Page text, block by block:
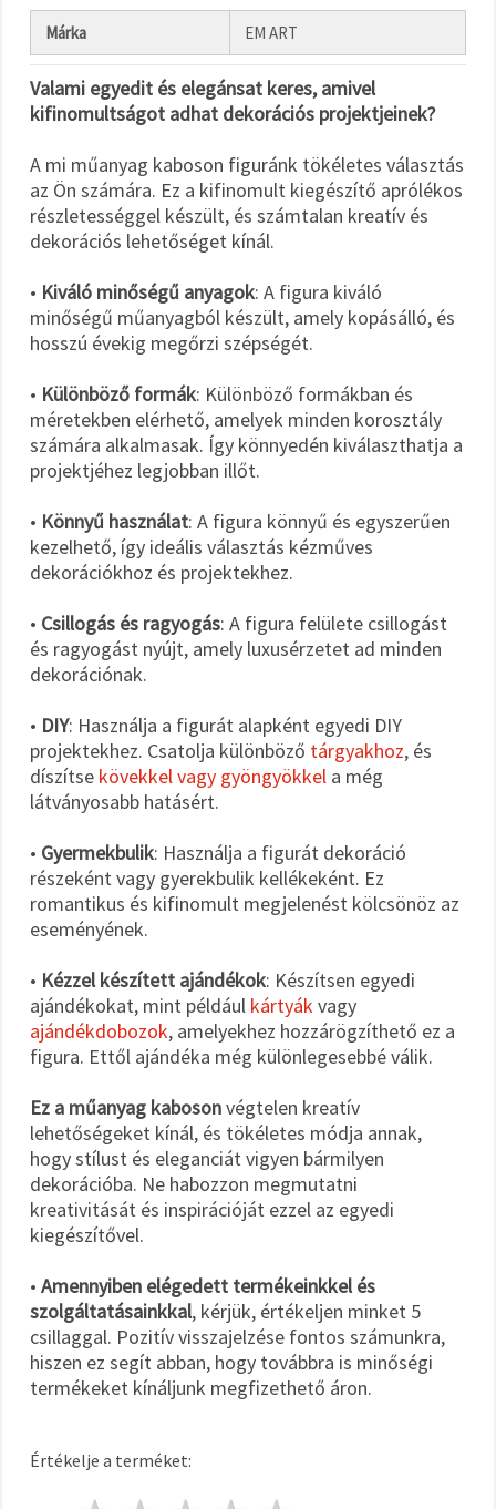
Márka EM ART
Valami egyedit és elegánsat keres, amivel
kifinomultságot adhat dekorációs projektjeinek?
A mi műanyag kaboson figuránk tökéletes választás
az Ön számára. Ez a kifinomult kiegészítő aprólékos
részletességgel készült, és számtalan kreatív és
dekorációs lehetőséget kínál.
• Kiváló minőségű anyagok: A figura kiváló
minőségű műanyagból készült, amely kopásálló, és
hosszú évekig megőrzi szépségét.
• Különböző formák: Különböző formákban és
méretekben elérhető, amelyek minden korosztály
számára alkalmasak. Így könnyedén kiválaszthatja a
projektjéhez legjobban illőt.
• Könnyű használat: A figura könnyű és egyszerűen
kezelhető, így ideális választás kézműves
dekorációkhoz és projektekhez.
• Csillogás és ragyogás: A figura felülete csillogást
és ragyogást nyújt, amely luxusérzetet ad minden
dekorációnak.
• DIY: Használja a figurát alapként egyedi DIY
projektekhez. Csatolja különböző tárgyakhoz, és
díszítse kövekkel vagy gyöngyökkel a még
látványosabb hatásért.
• Gyermekbulik: Használja a figurát dekoráció
részeként vagy gyerekbulik kellékeként. Ez
romantikus és kifinomult megjelenést kölcsönöz az
eseményének.
• Kézzel készített ajándékok: Készítsen egyedi
ajándékokat, mint például kártyák vagy
ajándékdobozok, amelyekhez hozzárögzíthető ez a
figura. Ettől ajándéka még különlegesebbé válik.
Ez a műanyag kabosonvégtelen kreatív
lehetőségeket kínál, és tökéletes módja annak,
hogy stílust és eleganciát vigyen bármilyen
dekorációba. Ne habozzon megmutatni
kreativitását és inspirációját ezzel az egyedi
kiegészítővel.
• Amennyiben elégedett termékeinkkel és
szolgáltatásainkkal, kérjük, értékeljen minket 5
csillaggal. Pozitív visszajelzése fontos számunkra,
hiszen ez segít abban, hogy továbbra is minőségi
termékeket kínáljunk megfizethető áron.
Értékelje a terméket: